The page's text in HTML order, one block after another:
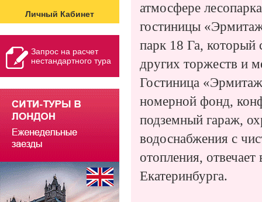
Личный Кабинет
Запрос на расчет
нестандартного тура
атмосфере
гостиницы
парк 18 Га, который
других торжеств и
Гостиница
номерной фонд,
подземный гараж,
водоснабжения с
отопления,
Екатеринбурга.